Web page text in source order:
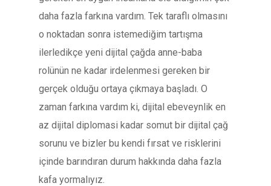
daha fazla farkına vardım. Tek taraflı olmasını
o noktadan sonra istemediğim tartışma
ilerledikçe yeni dijital çağda anne-baba
rolünün ne kadar irdelenmesi gereken bir
gerçek olduğu ortaya çıkmaya başladı. O
zaman farkına vardım ki, dijital ebeveynlik en
az dijital diplomasi kadar somut bir dijital çağ
sorunu ve bizler bu kendi fırsat ve risklerini
içinde barındıran durum hakkında daha fazla
kafa yormalıyız.